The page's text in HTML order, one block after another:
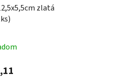
zlatá